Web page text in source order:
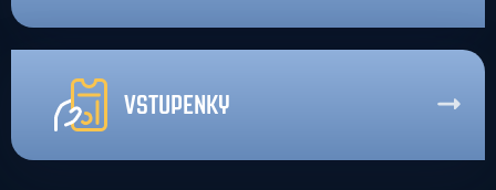
VSTUPENKY